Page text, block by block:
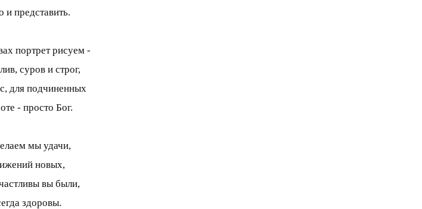
и представить.
портрет рисуем -
суров и строг,
для подчиненных
- просто Бог.
мы удачи,
новых,
вы были,
здоровы.